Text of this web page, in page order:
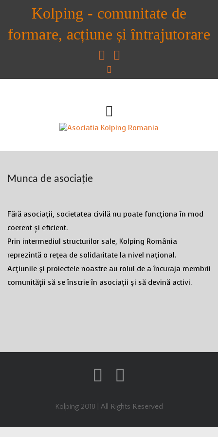
Kolping - comunitate de
formare, acțiune și întrajutorare
Munca de asociație
Fără asociaţii, societatea civilă nu poate funcţiona în mod
coerent și eficient.
Prin intermediul structurilor sale, Kolping România
reprezintă o reţea de solidaritate la nivel naţional.
Acţiunile şi proiectele noastre au rolul de a încuraja membrii
comunității să se înscrie în asociaţii şi să devină activi.
Kolping 2018 | All Rights Reserved